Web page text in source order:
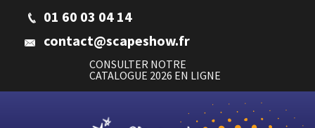
01 60 03 04 14
contact@scapeshow.fr
CONSULTER NOTRE
CATALOGUE 2026 EN LIGNE